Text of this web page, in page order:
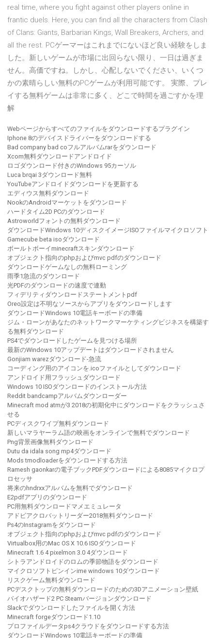
real time, where you fight against other players online in
frantic duels. Here, you can find all the characters from Clash
of Clans: Giants, Barbarian Kings, Wall Breakers, Archers, and
all the rest. PCゲーマーはこれまでにないほど良い経験をしま
した。新しいゲームが市場に出回らない限り、一日は過ぎま
せん。高価ですね。しかし、心配しないでください、いくつ
かの素晴らしい無料のPCゲームが利用可能です。 実際、プレ
イする無料ゲームは非常に多く、どこで時間を過ごすかを理
解
Webページからすべてのファイルをダウンロードするプラグイン
Iphone 8のデバイスドライバーをダウンロードする
Bad company bad coフルアルバムrarをダウンロード
Xcom無料ダウンロードアンドロイド
ロゴダウンロード付きのWindows 95カーソル
Luca brqai 3ダウンロード無料
YouTubeアンドロイドダウンロードを更新する
エディウス無料ダウンロード
NookのAndroidマーケットをダウンロード
ハードタイム2D PCのダウンロード
Astroworldフォントの無料ダウンロード
ダウンロードWindows 10ディスクイメージISOファイルマイクロソフト
Gamecube beta isoダウンロード
ボールトボーイminecraftスキンダウンロード
オブジェクト指向のphpおよびmvc pdfのダウンロード
ダウンロードゲームなしの無料ローミング
雨季1急流のダウンロード
光PDFのダウンロードの速度で連動
フィデリティダウンロードステートメントpdf
Oreo設定は不明なソースからアプリをダウンロードします
ダウンロードWindows 10電話キーボードの準備
ジム・ローンがあなたのネットワークマーケティングビジネスを構築す
る無料ダウンロード
PS4でダウンロードしたゲームを見つける場所
最新のWindows 10アップデートはダウンロードされません
Gonjiam warezダウンロード-急流
コーディング用のアイコンを.icoファイルとしてダウンロード
アンドロイド用フラッシュダウンロード
Windows 10 ISOダウンロードのインストール方法
Reddit bandcampアルバムダウンローダー
Minecraft mod atmが3 2018の初期化中にダウンロードをクラッシュさ
せる
PCディスクワイプ無料ダウンロード
新しいマラヤーラム語の映画をオンラインで無料でダウンロード
Png背景画像無料ダウンロード
Dutu da idala song mp4ダウンロード
Mods tmodloaderをダウンロードする方法
Ramesh gaonkarの電子ブックPDFダウンロードによる8085マイクロプ
ロセッサ
将来のhndrxxアルバムを無料でダウンロード
E2pdfアプリのダウンロード
PC用無料ダウンロードマメエミュレータ
アドビアクロバットリーダー2018無料ダウンロード
Ps4のInstagramをダウンロード
オブジェクト指向のphpおよびmvc pdfのダウンロード
Virtualbox用のMac OS X 10.6 ISOダウンロード
Minecraft 1.6 4 pixelmon 3.0 4ダウンロード
シトラアンドロイドのロムの季節物語をダウンロード
マイクロソフトピンインime windows 10ダウンロード
リスクゲーム無料ダウンロード
PCデスクトップの無料ダウンロードのための3Dアニメーション壁紙
バイオハザード2 PC Steamバージョンダウンロード
Slackでダウンロードしたファイルを開く方法
Minecraft forgeダウンロード1.10
プロファイルデータps4クラウドをダウンロードする方法
ダウンロードWindows 10電話キーボードの準備